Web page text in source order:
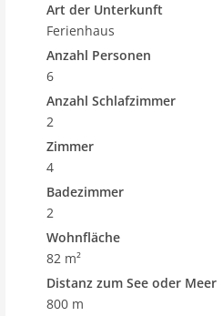
Art der Unterkunft
Ferienhaus
Anzahl Personen
6
Anzahl Schlafzimmer
2
Zimmer
4
Badezimmer
2
Wohnfläche
82 m²
Distanz zum See oder Meer
800 m